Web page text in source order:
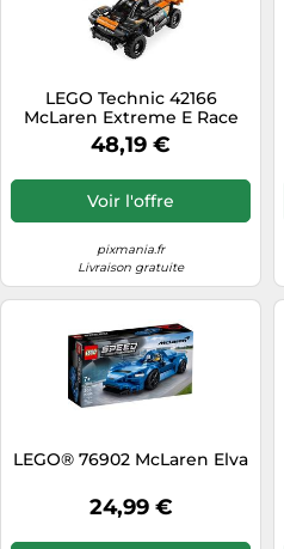
LEGO Technic 42166
McLaren Extreme E Race
Car - Modèle Réaliste et
Détails Étonnants
48,19 €
Voir l'offre
pixmania.fr
Livraison gratuite
LEGO® 76902 McLaren Elva
24,99 €